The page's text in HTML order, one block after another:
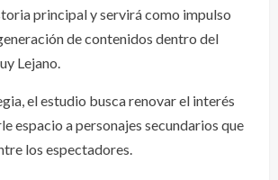
principal y servirá como impulso
de contenidos dentro del
Lejano.
el estudio busca renovar el interés
espacio a personajes secundarios que
los espectadores.